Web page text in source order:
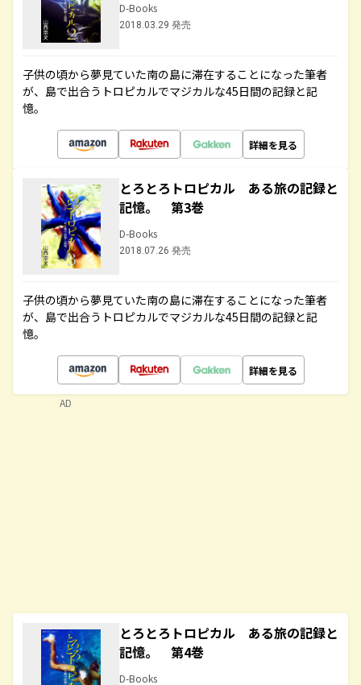
D-Books
2018.03.29 発売
子供の頃から夢見ていた南の島に滞在することになった筆者
が、島で出合うトロピカルでマジカルな45日間の記録と記
憶。
詳細を見る
とろとろトロピカル ある旅の記録と
記憶。 第3巻
D-Books
2018.07.26 発売
子供の頃から夢見ていた南の島に滞在することになった筆者
が、島で出合うトロピカルでマジカルな45日間の記録と記
憶。
詳細を見る
とろとろトロピカル ある旅の記録と
記憶。 第4巻
D-Books
AD